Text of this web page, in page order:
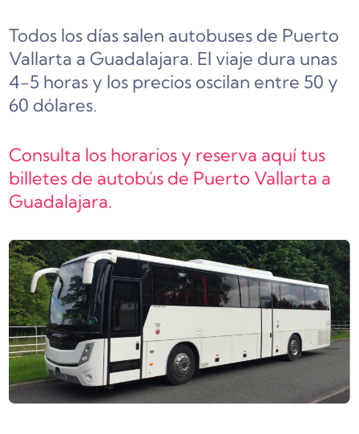
Todos los días salen autobuses de Puerto
Vallarta a Guadalajara. El viaje dura unas
4-5 horas y los precios oscilan entre 50 y
60 dólares.
Consulta los horarios y reserva aquí tus
billetes de autobús de Puerto Vallarta a
Guadalajara.